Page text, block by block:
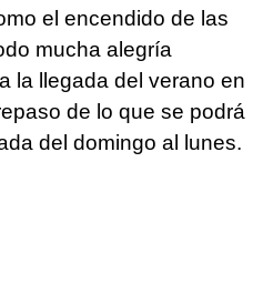
el encendido de las
mucha alegría
la llegada del verano en
de lo que se podrá
del domingo al lunes.